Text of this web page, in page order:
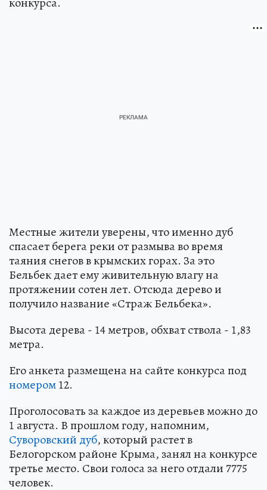
Местные жители уверены, что именно дуб
спасает берега реки от размыва во время
таяния снегов в крымских горах. За это
Бельбек дает ему живительную влагу на
протяжении сотен лет. Отсюда дерево и
получило название «Страж Бельбека».
Высота дерева - 14 метров, обхват ствола - 1,83
метра.
Его анкета размещена на сайте конкурса под
номером12.
Проголосовать за каждое из деревьев можно до
1 августа. В прошлом году, напомним,
Суворовский дуб, который растет в
Белогорском районе Крыма, занял на конкурсе
третье место. Свои голоса за него отдали 7775
человек.